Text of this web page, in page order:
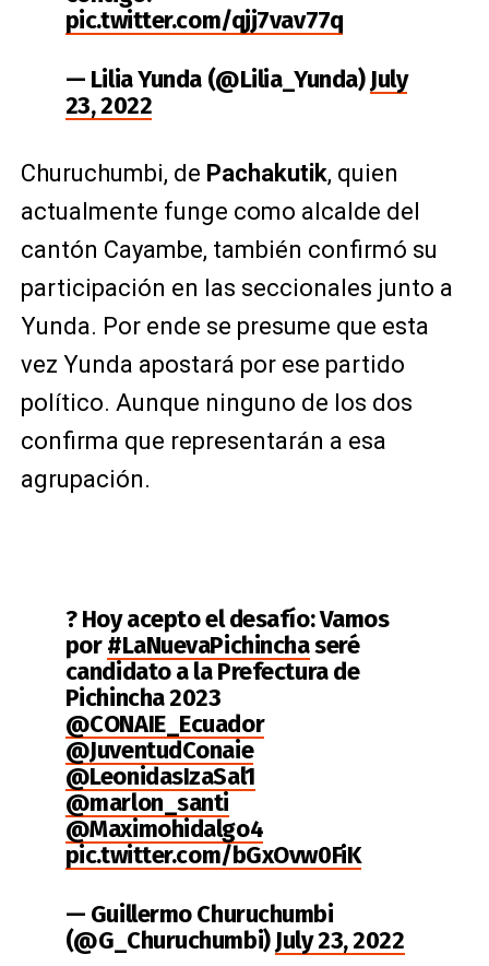
pic.twitter.com/qjj7vav77q
— Lilia Yunda (@Lilia_Yunda)July
23, 2022
Churuchumbi, de Pachakutik, quien
actualmente funge como alcalde del
cantón Cayambe, también confirmó su
participación en las seccionales junto a
Yunda. Por ende se presume que esta
vez Yunda apostará por ese partido
político. Aunque ninguno de los dos
confirma que representarán a esa
agrupación.
? Hoy acepto el desafío: Vamos
por#LaNuevaPichinchaseré
candidato a la Prefectura de
Pichincha 2023
@CONAIE_Ecuador
@JuventudConaie
@LeonidasIzaSal1
@marlon_santi
@Maximohidalgo4
pic.twitter.com/bGxOvw0FiK
— Guillermo Churuchumbi
(@G_Churuchumbi)July 23, 2022